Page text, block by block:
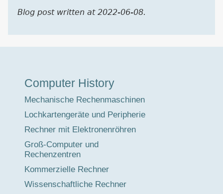
Blog post written at 2022-06-08.
Computer History
Mechanische Rechenmaschinen
Lochkartengeräte und Peripherie
Rechner mit Elektronenröhren
Groß-Computer und
Rechenzentren
Kommerzielle Rechner
Wissenschaftliche Rechner